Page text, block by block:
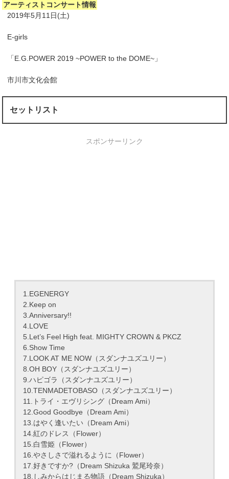
アーティストコンサート情報
2019年5月11日(土)
E-girls
「E.G.POWER 2019 ~POWER to the DOME~」
市川市文化会館
セットリスト
スポンサーリンク
1.EGENERGY
2.Keep on
3.Anniversary!!
4.LOVE
5.Let’s Feel High feat. MIGHTY CROWN & PKCZ ︎
6.Show Time
7.LOOK AT ME NOW（スダンナユズユリー）
8.OH BOY（スダンナユズユリー）
9.ハピゴラ（スダンナユズユリー）
10.TENMADETOBASO（スダンナユズユリー）
11.トライ・エヴリシング（Dream Ami）
12.Good Goodbye（Dream Ami）
13.はやく逢いたい（Dream Ami）
14.紅のドレス（Flower）
15.白雪姫（Flower）
16.やさしさで溢れるように（Flower）
17.好きですか?（Dream Shizuka 鷲尾玲奈）
18.しみからはじまる物語（Dream Shizuka）